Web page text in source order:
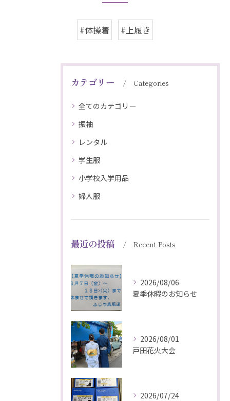
#体操着 #上履き
カテゴリー Categories
全てのカテゴリー
振袖
レンタル
学生服
小学校入学用品
婦人服
最近の投稿 Recent Posts
2026/08/06
夏季休暇のお知らせ
2026/08/01
戸田花火大会
2026/07/24